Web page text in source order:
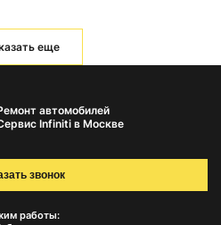
еще
автомобилей
Infiniti в Москве
работы:
звонок